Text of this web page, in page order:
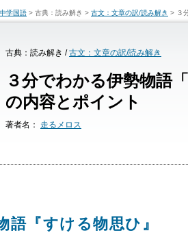
中学国語 > 古典：読み解き > 古文：文章の訳/読み解き > ３
古典：読み解き /古文：文章の訳/読み解き
３分でわかる伊勢物語
の内容とポイント
著者名： 走るメロス
語『すける物思ひ』